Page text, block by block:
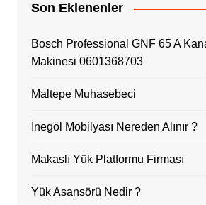
Son Eklenenler
Bosch Professional GNF 65 A
Makinesi 0601368703
Maltepe Muhasebeci
İnegöl Mobilyası Nereden Alınır ?
Makaslı Yük Platformu Firması
Yük Asansörü Nedir ?